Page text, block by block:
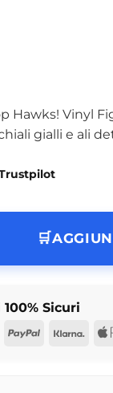
Hawks! Vinyl
gialli e ali
Sicuri
MasterCard
PayPal